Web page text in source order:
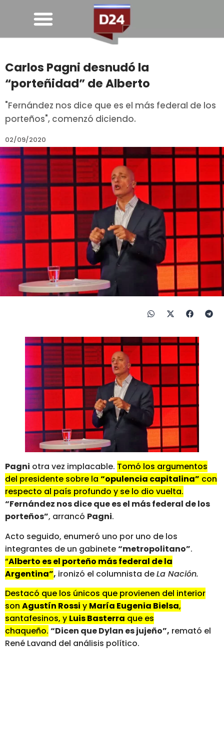
Carlos Pagni desnudó la
“porteñidad” de Alberto
"Fernández nos dice que es el más federal de los
porteños", comenzó diciendo.
02/09/2020
Pagni otra vez implacable. Tomó los argumentos
del presidente sobre la “opulencia capitalina” con
respecto al país profundo y se lo dio vuelta.
“Fernández nos dice que es el más federal de los
porteños”, arrancó Pagni.
Acto seguido, enumeró uno por uno de los
integrantes de un gabinete“metropolitano”.
“Alberto es el porteño más federal de la
Argentina”, ironizó el columnista deLa Nación.
Destacó que los únicos que provienen del interior
son Agustín Rossi y María Eugenia Bielsa,
santafesinos, y Luis Basterra que es
chaqueño. “Dicen que Dylan es jujeño”, remató el
René Lavand del análisis político.